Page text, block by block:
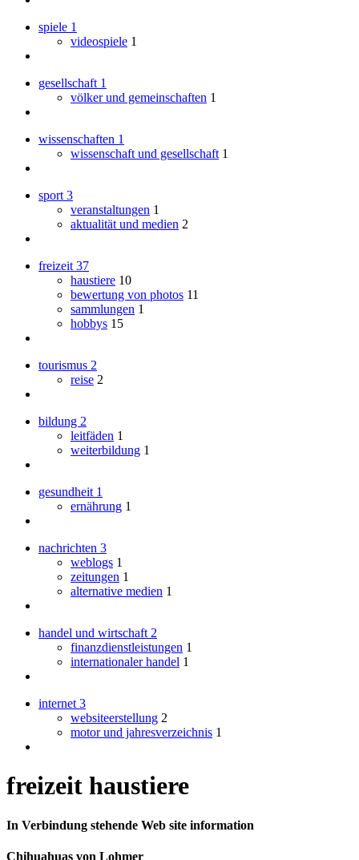
spiele 1
videospiele 1
gesellschaft 1
völker und gemeinschaften 1
wissenschaften 1
wissenschaft und gesellschaft 1
sport 3
veranstaltungen 1
aktualität und medien 2
freizeit 37
haustiere 10
bewertung von photos 11
sammlungen 1
hobbys 15
tourismus 2
reise 2
bildung 2
leitfäden 1
weiterbildung 1
gesundheit 1
ernährung 1
nachrichten 3
weblogs 1
zeitungen 1
alternative medien 1
handel und wirtschaft 2
finanzdienstleistungen 1
internationaler handel 1
internet 3
websiteerstellung 2
motor und jahresverzeichnis 1
freizeit haustiere
In Verbindung stehende Web site information
Chihuahuas von Lohmer